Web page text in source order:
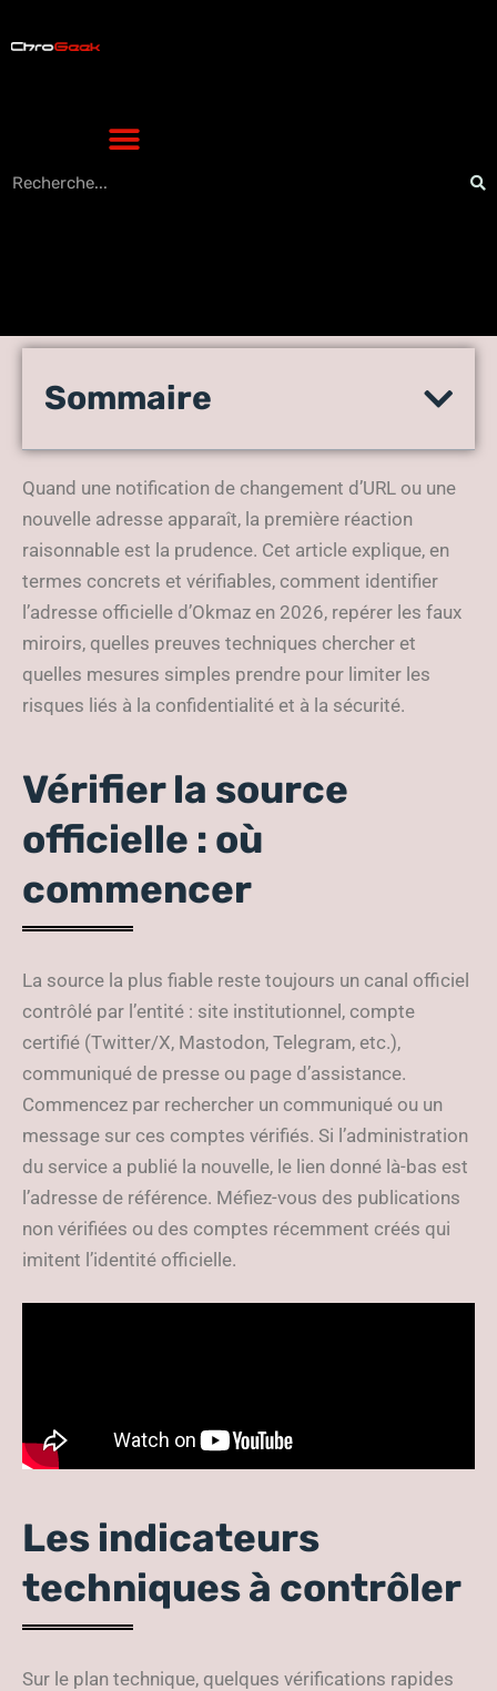
Okmaz : l’adresse officielle
2026
Sommaire
Quand une notification de changement d’URL ou une
nouvelle adresse apparaît, la première réaction
raisonnable est la prudence. Cet article explique, en
termes concrets et vérifiables, comment identifier
l’adresse officielle d’Okmaz en 2026, repérer les faux
miroirs, quelles preuves techniques chercher et
quelles mesures simples prendre pour limiter les
risques liés à la confidentialité et à la sécurité.
Vérifier la source
officielle : où
commencer
La source la plus fiable reste toujours un canal officiel
contrôlé par l’entité : site institutionnel, compte
certifié (Twitter/X, Mastodon, Telegram, etc.),
communiqué de presse ou page d’assistance.
Commencez par rechercher un communiqué ou un
message sur ces comptes vérifiés. Si l’administration
du service a publié la nouvelle, le lien donné là-bas est
l’adresse de référence. Méfiez-vous des publications
non vérifiées ou des comptes récemment créés qui
imitent l’identité officielle.
Les indicateurs
techniques à contrôler
Sur le plan technique, quelques vérifications rapides